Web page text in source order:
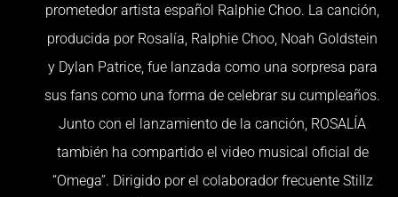
prometedor artista español Ralphie Choo. La canción,
producida por Rosalía, Ralphie Choo, Noah Goldstein
y Dylan Patrice, fue lanzada como una sorpresa para
sus fans como una forma de celebrar su cumpleaños.
Junto con el lanzamiento de la canción, ROSALÍA
también ha compartido el video musical oficial de
“Omega”. Dirigido por el colaborador frecuente Stillz